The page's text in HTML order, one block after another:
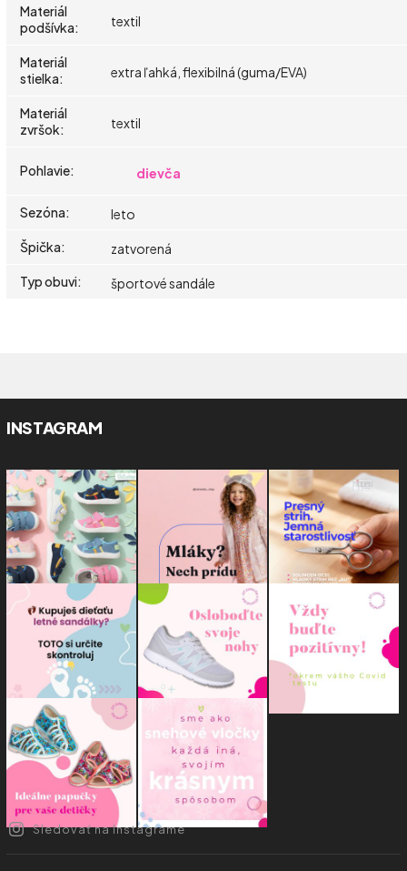
Materiál
podšívka: textil
Materiál
stielka: extra ľahká, flexibilná (guma/EVA)
Materiál
zvršok: textil
Pohlavie: dievča
Sezóna:
leto
Špička:
zatvorená
Typ obuvi: športové sandále
INSTAGRAM
Sledovať na Instagrame